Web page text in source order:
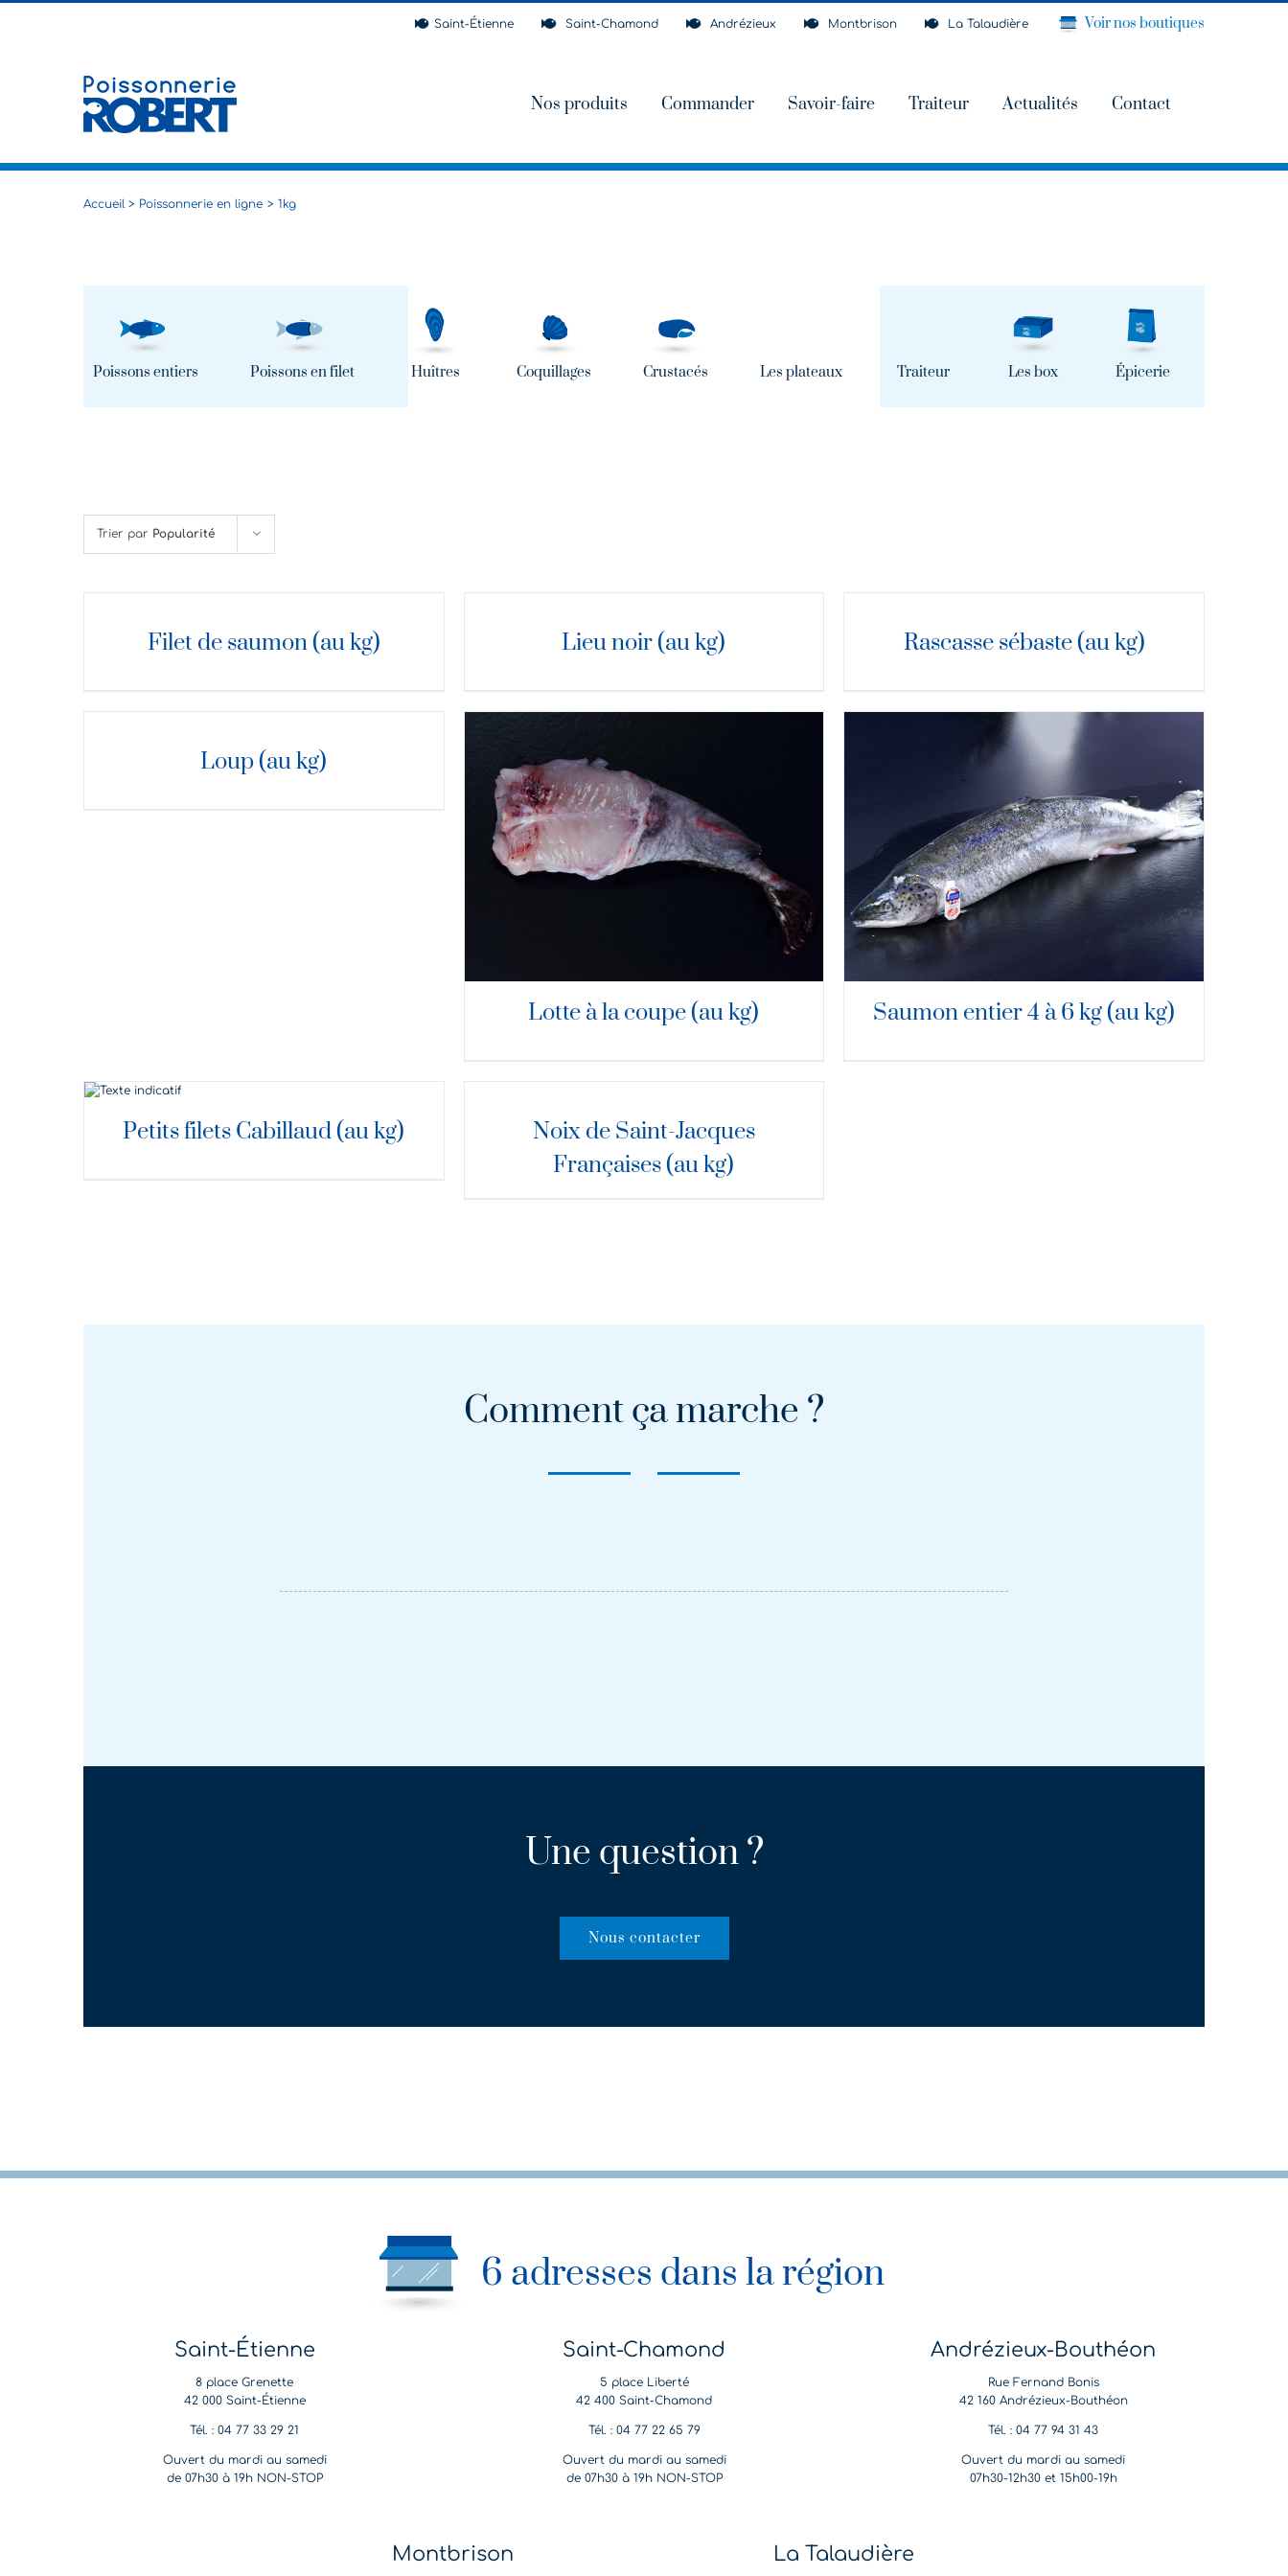
Saint-Étienne Saint-Chamond Andrézieux Montbrison La Talaudière Voir nos boutiques
Nos produits Commander Savoir-faire Traiteur Actualités Contact
Accueil Poissonnerie en ligne 1kg
Poissons entiers Poissons en filet Huîtres Coquillages Crustacés Les plateaux Traiteur Les box Épicerie
Trier par Popularité
Filet de saumon (au kg) Lieu noir (au kg) Rascasse sébaste (au kg)
Loup (au kg)
DÉTAILS
Lotte à la coupe (au kg)
DÉTAILS
Saumon entier 4 à 6 kg (au kg)
DÉTAILS
Petits filets Cabillaud (au kg)
Noix de Saint-Jacques
Françaises (au kg)
Comment ça marche ?
Une question ?
Nous contacter
6 adresses dans la région
Saint-Étienne
8 place Grenette
42 000 Saint-Étienne
Tél. : 04 77 33 29 21
Ouvert du mardi au samedi
de 07h30 à 19h NON-STOP
Saint-Chamond
5 place Liberté
42 400 Saint-Chamond
Tél. : 04 77 22 65 79
Ouvert du mardi au samedi
de 07h30 à 19h NON-STOP
Andrézieux-Bouthéon
Rue Fernand Bonis
42 160 Andrézieux-Bouthéon
Tél. : 04 77 94 31 43
Ouvert du mardi au samedi
07h30-12h30 et 15h00-19h
Montbrison La Talaudière